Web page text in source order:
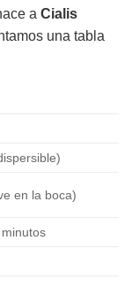
a Cialis
una tabla
en la boca)